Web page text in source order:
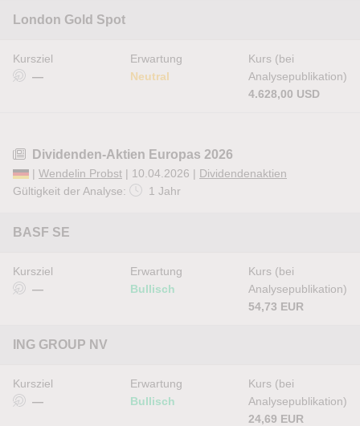
London Gold Spot
Kursziel
—
Erwartung
Neutral
Kurs (bei
Analysepublikation)
4.628,00 USD
Dividenden-Aktien Europas 2026
| Wendelin Probst | 10.04.2026 | Dividendenaktien
Gültigkeit der Analyse:
1 Jahr
BASF SE
Kursziel
—
Erwartung
Bullisch
Kurs (bei
Analysepublikation)
54,73 EUR
ING GROUP NV
Kursziel
—
Erwartung
Bullisch
Kurs (bei
Analysepublikation)
24,69 EUR